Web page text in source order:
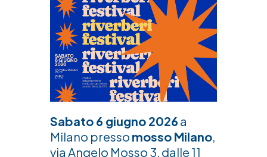
Sabato 6 giugno 2026 a
Milano presso mosso Milano,
via Angelo Mosso 3, dalle 11